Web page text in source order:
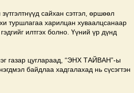
сайхан сэтгэл, өршөөл
туршлагаа харилцан хуваалцсанаар
илтгэх болно. Үүний үр дүнд
газар цуглараад, “ЭНХ ТАЙВАН”-ы
байдлаа хадгалахад нь сүсэгтэн